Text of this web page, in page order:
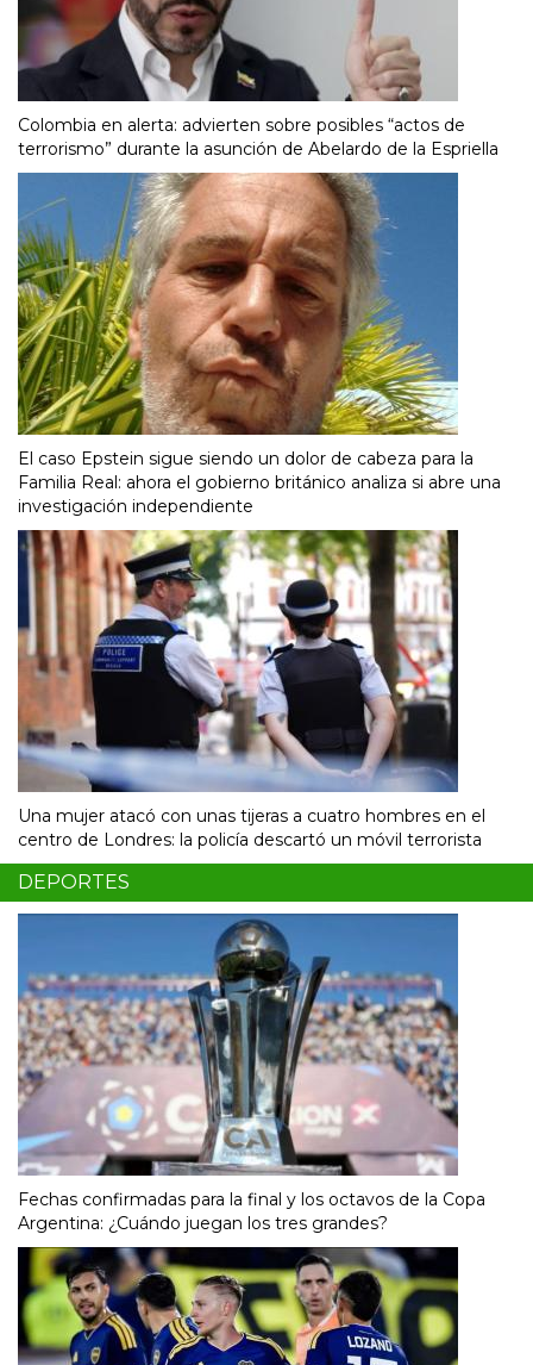
Colombia en alerta: advierten sobre posibles “actos de
terrorismo” durante la asunción de Abelardo de la Espriella
El caso Epstein sigue siendo un dolor de cabeza para la
Familia Real: ahora el gobierno británico analiza si abre una
investigación independiente
Una mujer atacó con unas tijeras a cuatro hombres en el
centro de Londres: la policía descartó un móvil terrorista
DEPORTES
Fechas confirmadas para la final y los octavos de la Copa
Argentina: ¿Cuándo juegan los tres grandes?